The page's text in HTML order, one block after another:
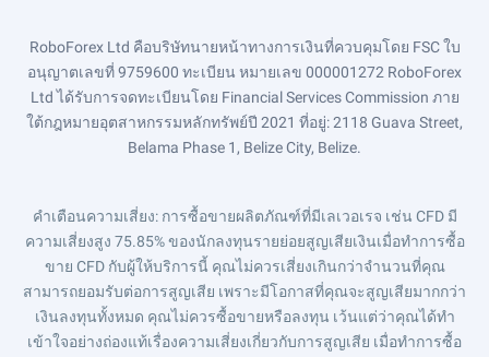
RoboForex Ltd คือบริษัทนายหน้าทางการเงินที่ควบคุมโดย FSC ใบ
อนุญาตเลขที่ 9759600 ทะเบียน หมายเลข 000001272 RoboForex
Ltd ได้รับการจดทะเบียนโดย Financial Services Commission ภาย
ใต้กฎหมายอุตสาหกรรมหลักทรัพย์ปี 2021 ที่อยู่: 2118 Guava Street,
Belama Phase 1, Belize City, Belize.
คำเตือนความเสี่ยง: การซื้อขายผลิตภัณฑ์ที่มีเลเวอเรจ เช่น CFD มี
ความเสี่ยงสูง 75.85% ของนักลงทุนรายย่อยสูญเสียเงินเมื่อทำการซื้อ
ขาย CFD กับผู้ให้บริการนี้ คุณไม่ควรเสี่ยงเกินกว่าจำนวนที่คุณ
สามารถยอมรับต่อการสูญเสีย เพราะมีโอกาสที่คุณจะสูญเสียมากกว่า
เงินลงทุนทั้งหมด คุณไม่ควรซื้อขายหรือลงทุน เว้นแต่ว่าคุณได้ทำ
เข้าใจอย่างถ่องแท้เรื่องความเสี่ยงเกี่ยวกับการสูญเสีย เมื่อทำการซื้อ